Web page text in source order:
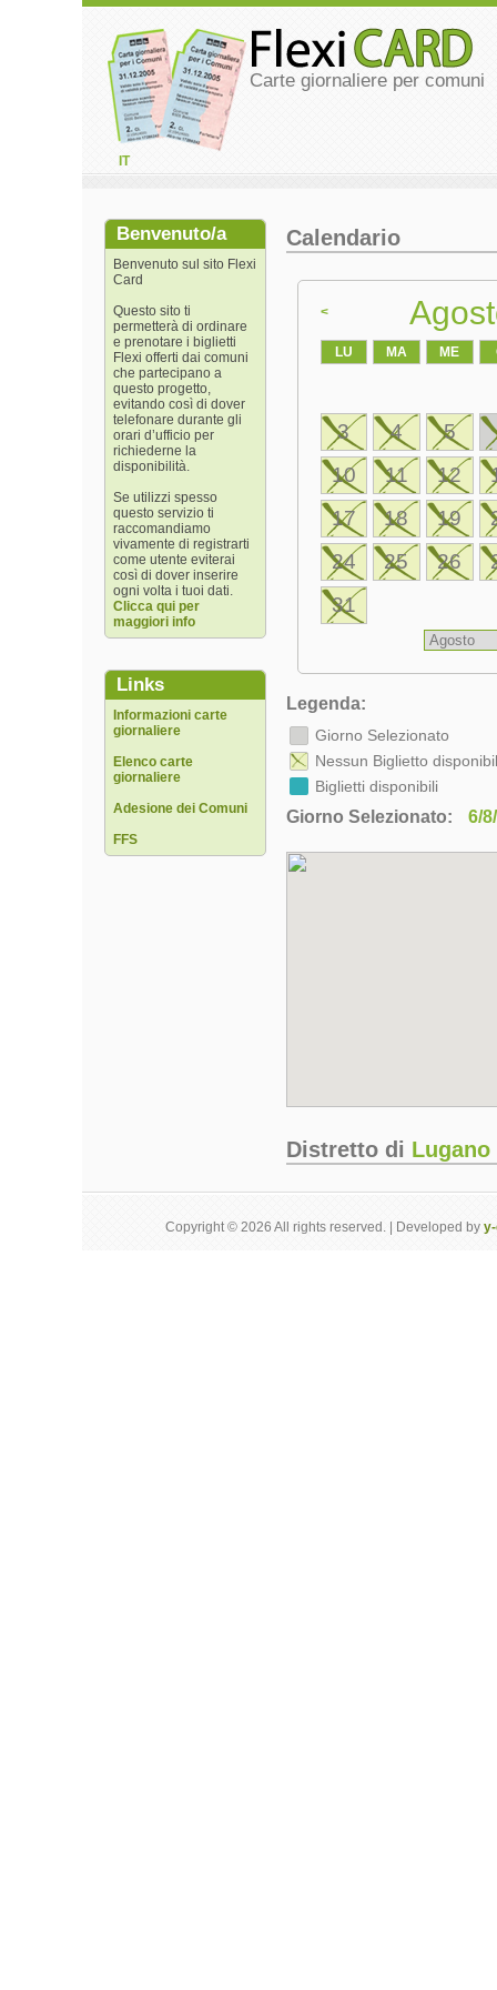
Carte giornaliere per comuni
IT
Benvenuto/a
Benvenuto sul sito Flexi
Card
Questo sito ti
permetterà di ordinare
e prenotare i biglietti
Flexi offerti dai comuni
che partecipano a
questo progetto,
evitando così di dover
telefonare durante gli
orari d’ufficio per
richiederne la
disponibilità.
Se utilizzi spesso
questo servizio ti
raccomandiamo
vivamente di registrarti
come utente eviterai
così di dover inserire
ogni volta i tuoi dati.
Clicca qui per
maggiori info
Links
Informazioni carte
giornaliere
Elenco carte
giornaliere
Adesione dei Comuni
FFS
Calendario
<
LU MA ME
3 4 5
10
11 12
17
18 19
24
25 26
31
Legenda:
Giorno Selezionato
Nessun Biglietto
Biglietti disponibili
Giorno Selezionato: 6/
Distretto di Lugano
Copyright © 2026 All rights reserved. | Developed by